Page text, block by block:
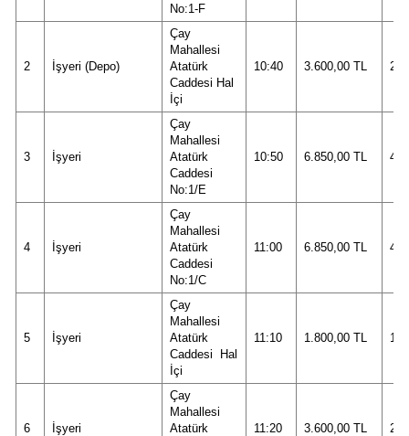
No:1-F
2 İşyeri (Depo)
Çay
Mahallesi
Atatürk
Caddesi Hal
İçi
10:40 3.600,00 TL
3 İşyeri
Çay
Mahallesi
Atatürk
Caddesi
No:1/E
10:50 6.850,00 TL
4 İşyeri
Çay
Mahallesi
Atatürk
Caddesi
No:1/C
11:00 6.850,00 TL
5 İşyeri
Çay
Mahallesi
Atatürk
Caddesi Hal
İçi
11:10 1.800,00 TL
6 İşyeri
Çay
Mahallesi
Atatürk
11:20 3.600,00 TL